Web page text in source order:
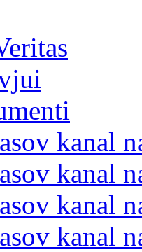
kanal
kanal
kanal
kanal